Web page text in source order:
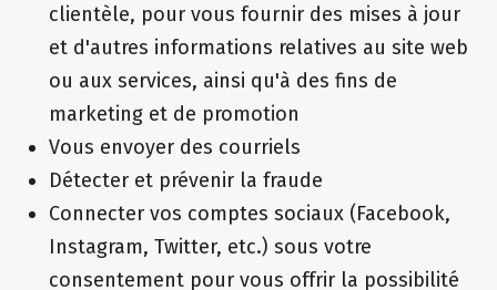
clientèle, pour vous fournir des mises à jour
et d'autres informations relatives au site web
ou aux services, ainsi qu'à des fins de
marketing et de promotion
Vous envoyer des courriels
Détecter et prévenir la fraude
Connecter vos comptes sociaux (Facebook,
Instagram, Twitter, etc.) sous votre
consentement pour vous offrir la possibilité